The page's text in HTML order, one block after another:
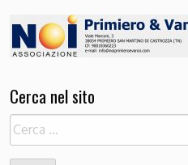
Cerca nel sito
Ricerca
per: